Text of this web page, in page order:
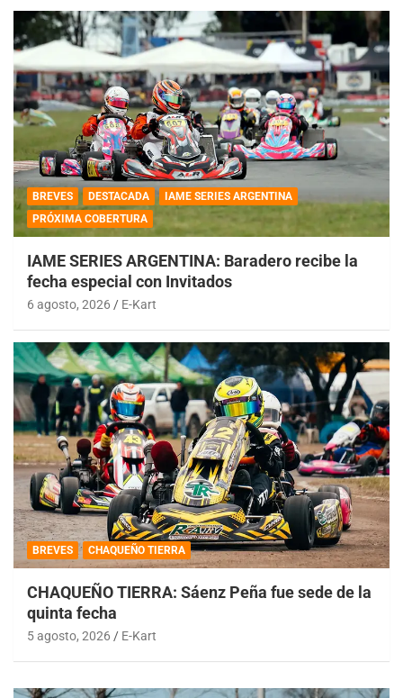
BREVES DESTACADA
IAME SERIES ARGENTINA
PRÓXIMA COBERTURA
IAME SERIES ARGENTINA: Baradero recibe la
fecha especial con Invitados
6 agosto, 2026 E-Kart
BREVES CHAQUEÑO TIERRA
CHAQUEÑO TIERRA: Sáenz Peña fue sede de la
quinta fecha
5 agosto, 2026 E-Kart